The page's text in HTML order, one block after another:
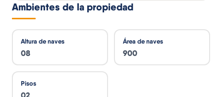
Ambientes de la propiedad
Altura de naves
08
Área de naves
900
Pisos
02